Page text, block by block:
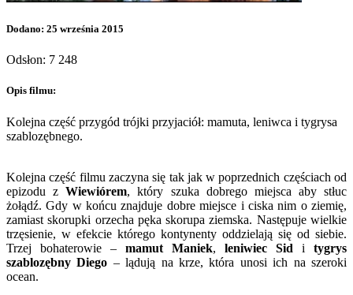
Dodano: 25 września 2015
Odsłon: 7 248
Opis filmu:
Kolejna część przygód trójki przyjaciół: mamuta, leniwca i tygrysa
szablozębnego.
Kolejna część filmu zaczyna się tak jak w poprzednich częściach od
epizodu zWiewiórem, który szuka dobrego miejsca aby stłuc
żołądź. Gdy w końcu znajduje dobre miejsce i ciska nim o ziemię,
zamiast skorupki orzecha pęka skorupa ziemska. Następuje wielkie
trzęsienie, w efekcie którego kontynenty oddzielają się od siebie.
Trzej bohaterowie – mamut Maniek, leniwiec Sid i tygrys
szablozębny Diego – lądują na krze, która unosi ich na szeroki
ocean.